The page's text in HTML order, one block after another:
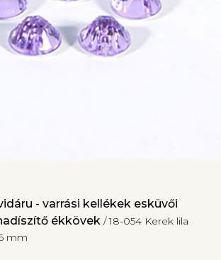
- varrási kellékek esküvői
ékkövek / 18-054 Kerek lila
mm